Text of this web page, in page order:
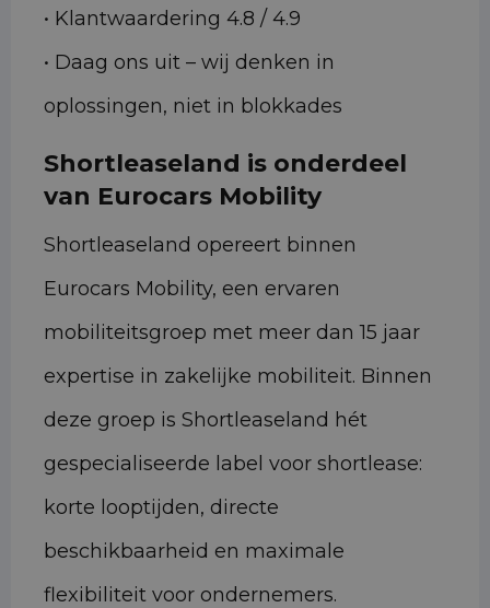
• Klantwaardering 4.8 / 4.9
• Daag ons uit – wij denken in
oplossingen, niet in blokkades
Shortleaseland is onderdeel
van Eurocars Mobility
Shortleaseland opereert binnen
Eurocars Mobility, een ervaren
mobiliteitsgroep met meer dan 15 jaar
expertise in zakelijke mobiliteit. Binnen
deze groep is Shortleaseland hét
gespecialiseerde label voor shortlease:
korte looptijden, directe
beschikbaarheid en maximale
flexibiliteit voor ondernemers.